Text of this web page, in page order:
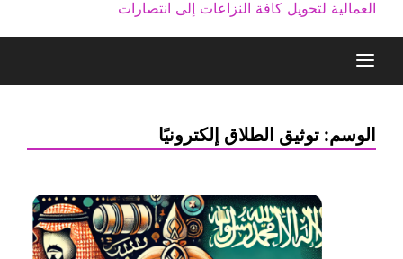
العمالية لتحويل كافة النزاعات إلى انتصارات
الوسم: توثيق الطلاق إلكترونيًا